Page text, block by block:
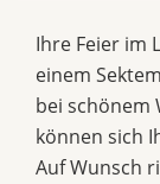
Ihre Feier im
einem
bei schönem
können sich
Auf Wunsch